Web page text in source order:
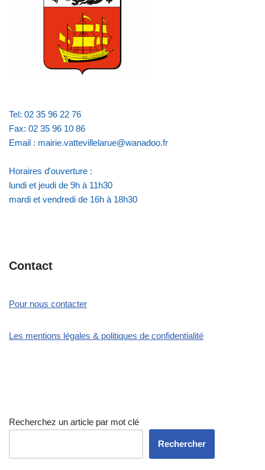
Tel: 02 35 96 22 76
Fax: 02 35 96 10 86
Email : mairie.vattevillelarue@wanadoo.fr
Horaires d'ouverture :
lundi et jeudi de 9h à 11h30
mardi et vendredi de 16h à 18h30
Contact
Pour nous contacter
Les mentions légales & politiques de confidentialité
Recherchez un article par mot clé
Rechercher